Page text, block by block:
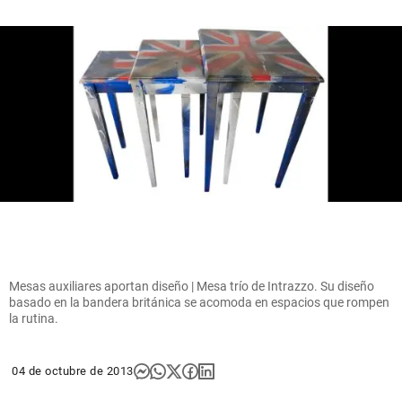
Mesas auxiliares aportan diseño | Mesa trío de Intrazzo. Su diseño
basado en la bandera británica se acomoda en espacios que rompen
la rutina.
04 de octubre de 2013